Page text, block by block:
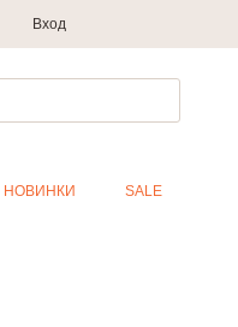
Вход
НОВИНКИ SALE